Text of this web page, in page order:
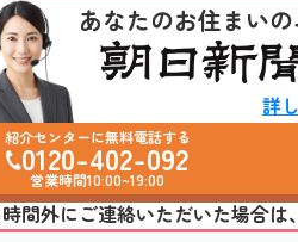
あなたのお住まい
詳
紹介センターに無料電話する
0120-402-092
営業時間10:00~19:00
間外にご連絡いただいた場合は